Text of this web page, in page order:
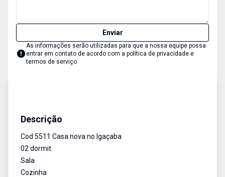
Enviar
As informações serão utilizadas para que a nossa equipe possa
entrar em contato de acordo com a política de privacidade e
termos de serviço
Descrição
Cod 5511 Casa nova no Igaçaba
02 dormit.
Sala
Cozinha